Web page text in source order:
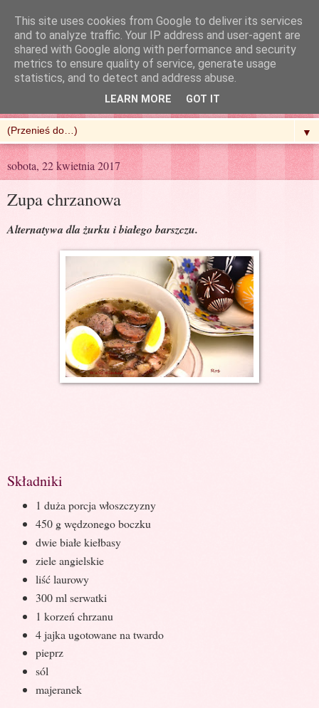
R'n'G Kitchen
▼
sobota, 22 kwietnia 2017
Zupa chrzanowa
Alternatywa dla żurku i białego barszczu.
Składniki
1 duża porcja włoszczyzny
450 g wędzonego boczku
dwie białe kiełbasy
ziele angielskie
liść laurowy
300 ml serwatki
1 korzeń chrzanu
4 jajka ugotowane na twardo
pieprz
sól
majeranek
This site uses cookies from Google to deliver its services
and to analyze traffic. Your IP address and user-agent are
shared with Google along with performance and security
metrics to ensure quality of service, generate usage
statistics, and to detect and address abuse.
LEARN MORE GOT IT